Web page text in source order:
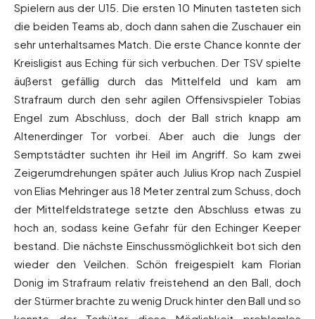
Spielern aus der U15. Die ersten 10 Minuten tasteten sich
die beiden Teams ab, doch dann sahen die Zuschauer ein
sehr unterhaltsames Match. Die erste Chance konnte der
Kreisligist aus Eching für sich verbuchen. Der TSV spielte
äußerst gefällig durch das Mittelfeld und kam am
Strafraum durch den sehr agilen Offensivspieler Tobias
Engel zum Abschluss, doch der Ball strich knapp am
Altenerdinger Tor vorbei. Aber auch die Jungs der
Semptstädter suchten ihr Heil im Angriff. So kam zwei
Zeigerumdrehungen später auch Julius Krop nach Zuspiel
von Elias Mehringer aus 18 Meter zentral zum Schuss, doch
der Mittelfeldstratege setzte den Abschluss etwas zu
hoch an, sodass keine Gefahr für den Echinger Keeper
bestand. Die nächste Einschussmöglichkeit bot sich den
wieder den Veilchen. Schön freigespielt kam Florian
Donig im Strafraum relativ freistehend an den Ball, doch
der Stürmer brachte zu wenig Druck hinter den Ball und so